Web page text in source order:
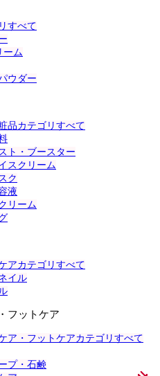
すべて
ーム
ウダー
品カテゴリすべて
ト・ブースター
スクリーム
ク
液
リーム
アカテゴリすべて
イル
フットケア
ア・フットケアカテゴリすべて
プ・石鹸